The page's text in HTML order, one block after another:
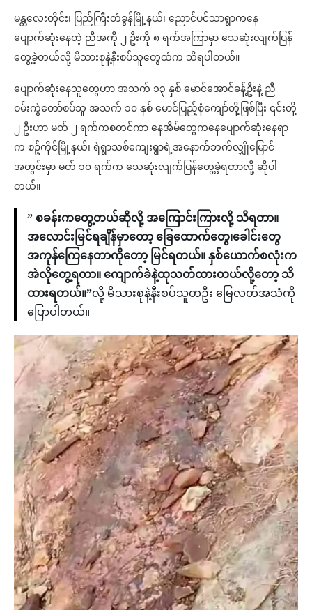
မန္တလေးတိုင်း၊ ပြည်ကြီးတံခွန်မြို့နယ်၊ ညောင်ပင်သာရွာကနေ
ပျောက်ဆုံးနေတဲ့ ညီအကို ၂ ဦးကို ၈ ရက်အကြာမှာ သေဆုံးလျက်ပြန်
တွေ့ခဲ့တယ်လို့ မိသားစုနဲ့နီးစပ်သူတွေထံက သိရပါတယ်။
ပျောက်ဆုံးနေသူတွေဟာ အသက် ၁၃ နှစ် မောင်အောင်ခန့်ဦးနဲ့ ညီ
ဝမ်းကွဲတော်စပ်သူ အသက် ၁၀ နှစ် မောင်ပြည့်စုံကျော်တို့ဖြစ်ပြီး ၎င်းတို့
၂ ဦးဟာ မတ် ၂ ရက်ကစတင်ကာ နေအိမ်တွေကနေပျောက်ဆုံးနေရာ
က စဉ့်ကိုင်မြို့နယ်၊ ရဲရွာသစ်ကျေးရွာရဲ့အနောက်ဘက်လျှိုမြောင်
အတွင်းမှာ မတ် ၁၀ ရက်က သေဆုံးလျက်ပြန်တွေ့ခဲ့ရတာလို့ ဆိုပါ
တယ်။
” စခန်းကတွေ့တယ်ဆိုလို့ အကြောင်းကြားလို့ သိရတာ။
အလောင်းမြင်ရချိန်မှာတော့ ခြေထောက်တွေ၊ခေါင်းတွေ
အကုန်ကြေနေတာကိုတော့ မြင်ရတယ်။ နှစ်ယောက်စလုံးက
အဲလိုတွေ့ရတာ။ ကျောက်ခဲနဲ့ထုသတ်ထားတယ်လို့တော့ သိ
ထားရတယ်။”လို့ မိသားစုနဲ့နီးစပ်သူတဦး မြေလတ်အသံကို
ပြောပါတယ်။